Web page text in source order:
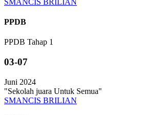
PPDB
PPDB Tahap 1
03-07
Juni 2024
"Sekolah juara Untuk Semua"
SMANCIS BRILIAN